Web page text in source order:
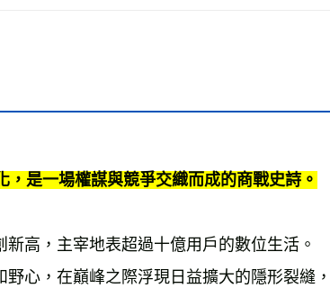
，是一場權謀與競爭交織而成的商戰史詩。
高，主宰地表超過十億用戶的數位生活。
心，在巔峰之際浮現日益擴大的隱形裂縫，